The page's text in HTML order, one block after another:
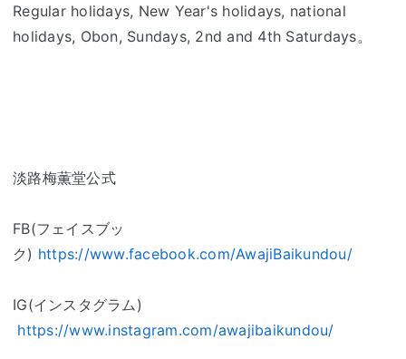
Regular holidays, New Year's holidays, national
holidays, Obon, Sundays, 2nd and 4th Saturdays。
淡路梅薫堂公式
FB(フェイスブッ
ク) https://www.facebook.com/AwajiBaikundou/
IG(インスタグラム)
https://www.instagram.com/awajibaikundou/